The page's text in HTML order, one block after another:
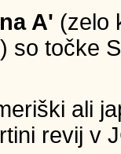
A' (zelo
so točke
ali
revij v